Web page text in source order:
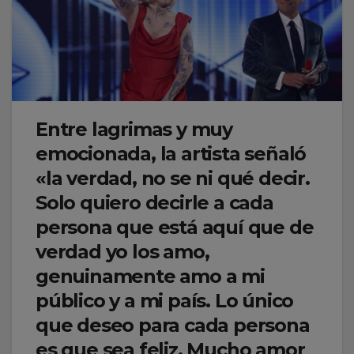
Entre lagrimas y muy
emocionada, la artista señaló
«la verdad, no se ni qué decir.
Solo quiero decirle a cada
persona que está aquí que de
verdad yo los amo,
genuinamente amo a mi
público y a mi país. Lo único
que deseo para cada persona